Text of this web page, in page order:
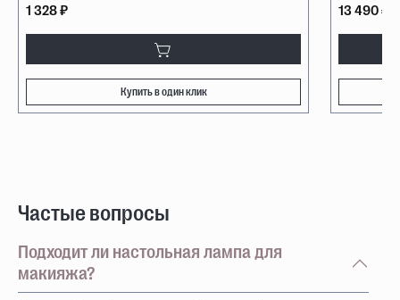
1 328 ₽
Купить в один клик
13 490 ₽
Частые вопросы
Подходит ли настольная лампа для
макияжа?